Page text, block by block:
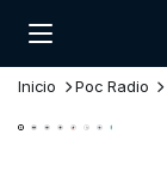
Inicio Poc Radio